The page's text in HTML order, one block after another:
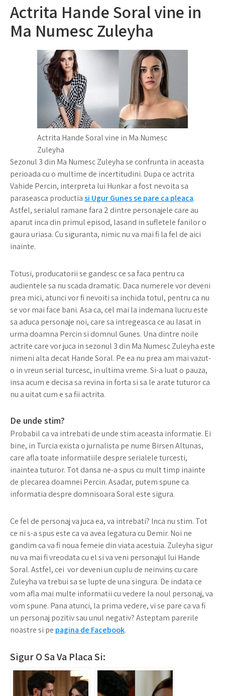
Actrita Hande Soral vine in
Ma Numesc Zuleyha
Actrita Hande Soral vine in Ma Numesc
Zuleyha
Sezonul 3 din Ma Numesc Zuleyha se confrunta in aceasta
perioada cu o multime de incertitudini. Dupa ce actrita
Vahide Percin, interpreta lui Hunkar a fost nevoita sa
paraseasca productiasi Ugur Gunes se pare ca pleaca.
Astfel, serialul ramane fara 2 dintre personajele care au
aparut inca din primul episod, lasand in sufletele fanilor o
gaura uriasa. Cu siguranta, nimic nu va mai fi la fel de aici
inainte.
Totusi, producatorii se gandesc ce sa faca pentru ca
audientele sa nu scada dramatic. Daca numerele vor deveni
prea mici, atunci vor fi nevoiti sa inchida totul, pentru ca nu
se vor mai face bani. Asa ca, cel mai la indemana lucru este
sa aduca personaje noi, care sa intregeasca ce au lasat in
urma doamna Percin si domnul Gunes. Una dintre noile
actrite care vor juca in sezonul 3 din Ma Numesc Zuleyha este
nimeni alta decat Hande Soral. Pe ea nu prea am mai vazut-
o in vreun serial turcesc, in ultima vreme. Si-a luat o pauza,
insa acum e decisa sa revina in forta si sa le arate tuturor ca
nu a uitat cum e sa fii actrita.
De unde stim?
Probabil ca va intrebati de unde stim aceasta informatie. Ei
bine, in Turcia exista o jurnalista pe nume Birsen Altunas,
care afla toate informatiile despre serialele turcesti,
inaintea tuturor. Tot dansa ne-a spus cu mult timp inainte
de plecarea doamnei Percin. Asadar, putem spune ca
informatia despre domnisoara Soral este sigura.
Ce fel de personaj va juca ea, va intrebati? Inca nu stim. Tot
ce ni s-a spus este ca va avea legatura cu Demir. Noi ne
gandim ca va fi noua femeie din viata acestuia. Zuleyha sigur
nu va mai fi vreodata cu el si va veni personajul lui Hande
Soral. Astfel, cei vor deveni un cuplu de neinvins cu care
Zuleyha va trebui sa se lupte de una singura. De indata ce
vom afla mai multe informatii cu vedere la noul personaj, va
vom spune. Pana atunci, la prima vedere, vi se pare ca va fi
un personaj pozitiv sau unul negativ? Asteptam parerile
noastre si pe pagina de Facebook.
Sigur O Sa Va Placa Si: